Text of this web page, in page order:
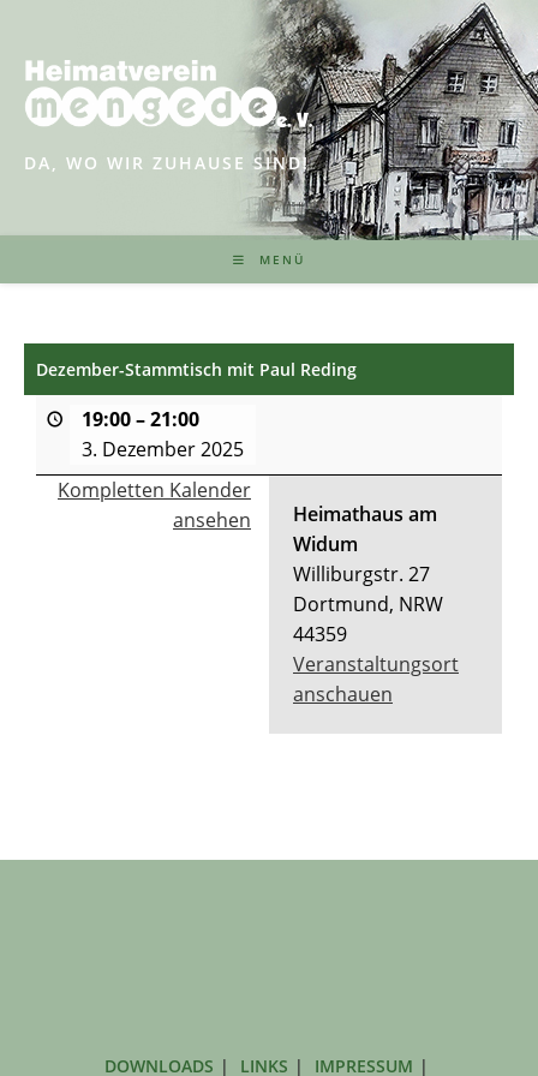
springen
DA, WO WIR ZUHAUSE SIND!
MENÜ
Dezember-Stammtisch mit Paul Reding
19:00–21:00
3. Dezember 2025
Heimathaus am
Widum
Williburgstr. 27
Dortmund, NRW
44359
Veranstaltungsort
anschauen
Kompletten Kalender
ansehen
DOWNLOADS LINKS IMPRESSUM